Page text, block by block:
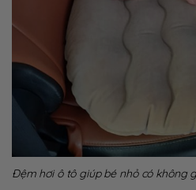
Đệm hơi ô tô giúp bé nhỏ có không